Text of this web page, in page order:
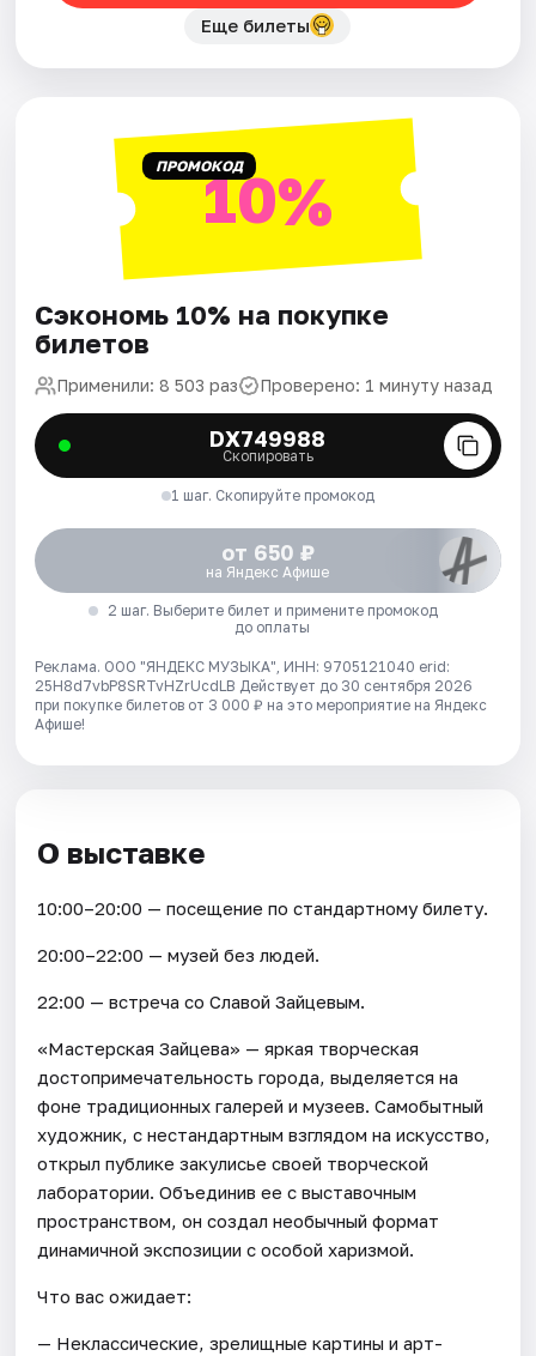
Еще билеты
ПРОМОКОД10%
Сэкономь 10% на покупке
билетов
Применили: 8 503 раз Проверено: 1 минуту назад
DX749988
Скопировать
1 шаг. Скопируйте промокод
от 650 ₽
на Яндекс Афише
2 шаг. Выберите билет и примените промокод
до оплаты
Реклама. ООО "ЯНДЕКС МУЗЫКА", ИНН: 9705121040 erid:
25H8d7vbP8SRTvHZrUcdLB Действует до 30 сентября 2026
при покупке билетов от 3 000 ₽ на это мероприятие на Яндекс
Афише!
О выставке
10:00–20:00 — посещение по стандартному билету.
20:00–22:00 — музей без людей.
22:00 — встреча со Славой Зайцевым.
«Мастерская Зайцева» — яркая творческая
достопримечательность города, выделяется на
фоне традиционных галерей и музеев. Самобытный
художник, с нестандартным взглядом на искусство,
открыл публике закулисье своей творческой
лаборатории. Объединив ее с выставочным
пространством, он создал необычный формат
динамичной экспозиции с особой харизмой.
Что вас ожидает:
— Неклассические, зрелищные картины и арт-